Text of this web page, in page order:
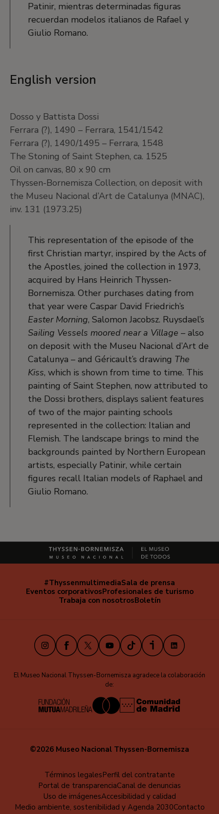
Patinir, mientras determinadas figuras
recuerdan modelos italianos de Rafael y
Giulio Romano.
English version
Dosso y Battista Dossi
Ferrara (?), 1490 – Ferrara, 1541/1542
Ferrara (?), 1490/1495 – Ferrara, 1548
The Stoning of Saint Stephen, ca. 1525
Oil on canvas, 80 x 90 cm
Thyssen-Bornemisza Collection, on deposit with
the Museu Nacional d’Art de Catalunya (MNAC),
inv. 131 (1973.25)
This representation of the episode of the
first Christian martyr, inspired by the Acts of
the Apostles, joined the collection in 1973,
acquired by Hans Heinrich Thyssen-
Bornemisza. Other purchases dating from
that year were Caspar David Friedrich’s
Easter Morning, Salomon Jacobsz. Ruysdael’s
Sailing Vessels moored near a Village – also
on deposit with the Museu Nacional d’Art de
Catalunya – and Géricault’s drawing The
Kiss, which is shown from time to time. This
painting of Saint Stephen, now attributed to
the Dossi brothers, displays salient features
of two of the major painting schools
represented in the collection: Italian and
Flemish. The landscape brings to mind the
backgrounds painted by Northern European
artists, especially Patinir, while certain
figures recall Italian models of Raphael and
Giulio Romano.
Navegación
secundaria
#ThyssenmultimediaSala de prensa
Eventos corporativosProfesionales de turismo
Trabaja con nosotrosBoletín
InstagramFacebook
X YoutubeTikTokiVooxLinkedIn
El Museo Nacional Thyssen-Bornemisza agradece la colaboración
de:
©2026 Museo Nacional Thyssen-Bornemisza
pie
Términos legalesPerfil del contratante
Portal de transparenciaCanal de denuncias
Uso de imágenesAccesibilidad y calidad
Medio ambiente, sostenibilidad y Agenda 2030Contacto